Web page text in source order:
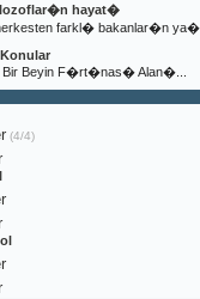
hayat�
farkl� bakanlar�n
Beyin F�rt�nas� Alan�...
(4/4)